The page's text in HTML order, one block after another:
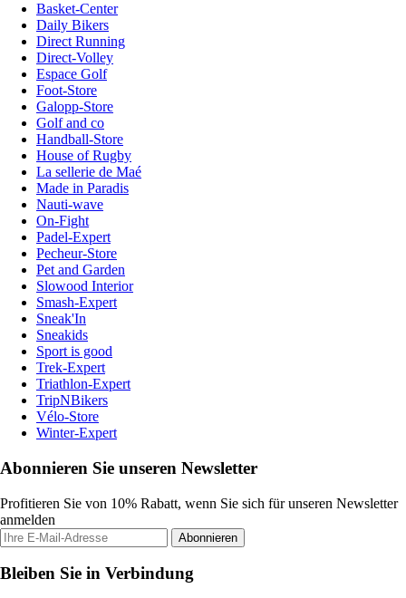
Basket-Center
Daily Bikers
Direct Running
Direct-Volley
Espace Golf
Foot-Store
Galopp-Store
Golf and co
Handball-Store
House of Rugby
La sellerie de Maé
Made in Paradis
Nauti-wave
On-Fight
Padel-Expert
Pecheur-Store
Pet and Garden
Slowood Interior
Smash-Expert
Sneak'In
Sneakids
Sport is good
Trek-Expert
Triathlon-Expert
TripNBikers
Vélo-Store
Winter-Expert
Abonnieren Sie unseren Newsletter
Profitieren Sie von 10% Rabatt, wenn Sie sich für unseren Newsletter
anmelden
Abonnieren
Bleiben Sie in Verbindung